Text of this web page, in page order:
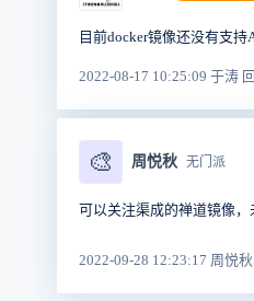
目前docker镜像还没有支持
2022-08-17 10:25:09 于涛
🎨 周悦秋 无门派
可以关注渠成的禅道镜像，
2022-09-28 12:23:17 周悦